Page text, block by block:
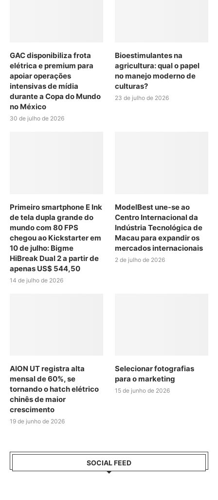
GAC disponibiliza frota
elétrica e premium para
apoiar operações
intensivas de mídia
durante a Copa do Mundo
no México
30 de julho de 2026
Bioestimulantes na
agricultura: qual o papel
no manejo moderno de
culturas?
23 de julho de 2026
Primeiro smartphone E Ink
de tela dupla grande do
mundo com 80 FPS
chegou ao Kickstarter em
10 de julho: Bigme
HiBreak Dual 2 a partir de
apenas US$ 544,50
14 de julho de 2026
ModelBest une-se ao
Centro Internacional da
Indústria Tecnológica de
Macau para expandir os
mercados internacionais
2 de julho de 2026
AION UT registra alta
mensal de 60%, se
tornando o hatch elétrico
chinês de maior
crescimento
19 de junho de 2026
Selecionar fotografias
para o marketing
15 de junho de 2026
SOCIAL FEED